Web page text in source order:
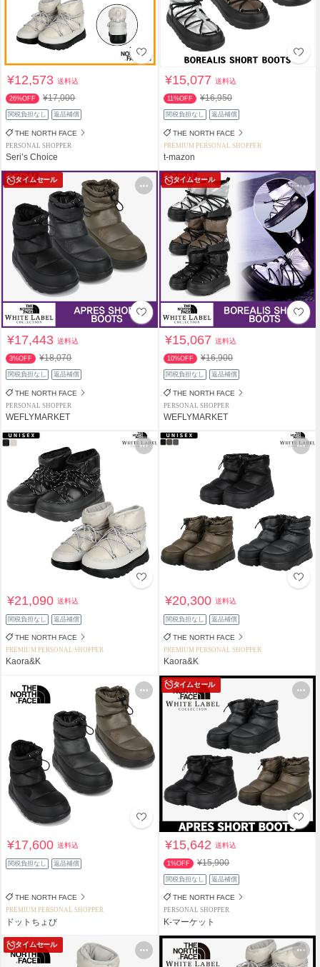
¥12,573送料込
26%OFF ¥17,000
関税負担なし 返品補償
THE NORTH FACE
PERSONAL SHOPPER
Seri’s Choice
¥15,077送料込
11%OFF ¥16,950
関税負担なし 返品補償
THE NORTH FACE
PREMIUM PERSONAL SHOPPER
t-mazon
タイムセール
¥17,443送料込
3%OFF ¥18,070
関税負担なし 返品補償
THE NORTH FACE
PERSONAL SHOPPER
WEFLYMARKET
タイムセール
¥15,067送料込
10%OFF ¥16,900
関税負担なし 返品補償
THE NORTH FACE
PERSONAL SHOPPER
WEFLYMARKET
¥21,090送料込
関税負担なし 返品補償
THE NORTH FACE
PREMIUM PERSONAL SHOPPER
Kaora&K
¥20,300送料込
関税負担なし 返品補償
THE NORTH FACE
PREMIUM PERSONAL SHOPPER
Kaora&K
¥17,600送料込
関税負担なし 返品補償
THE NORTH FACE
PREMIUM PERSONAL SHOPPER
ドットちょび
タイムセール
¥15,642送料込
1%OFF ¥15,900
関税負担なし 返品補償
THE NORTH FACE
PERSONAL SHOPPER
K-マーケット
タイムセール